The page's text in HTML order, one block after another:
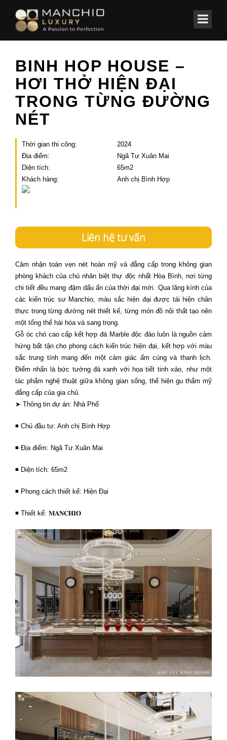
Home/Các công trình /Nhà phố
BINH HOP HOUSE –
HƠI THỞ HIỆN ĐẠI
TRONG TỪNG ĐƯỜNG
NÉT
Thời gian thi công:
2024
Địa điểm:
Ngã Tư Xuân Mai
Diện tích:
65m2
Khách hàng:
Anh chị Bình Hợp
Liên hệ tư vấn
Cảm nhận toàn vẹn nét hoàn mỹ và đẳng cấp trong không gian
phòng khách của chủ nhân biệt thự độc nhất Hòa Bình, nơi từng
chi tiết đều mang đậm dấu ấn của thời đại mới. Qua lăng kính của
các kiến trúc sư Manchio, màu sắc hiện đại được tái hiện chân
thực trong từng đường nét thiết kế, từng món đồ nội thất tạo nên
một tổng thể hài hòa và sang trọng.
Gỗ óc chó cao cấp kết hợp đá Marble độc đáo luôn là nguồn cảm
hứng bất tận cho phong cách kiến trúc hiện đại, kết hợp với màu
sắc trung tính mang đến một cảm giác ấm cúng và thanh lịch.
Điểm nhấn là bức tường đá xanh với họa tiết tinh xảo, như một
tác phẩm nghệ thuật giữa không gian sống, thể hiện gu thẩm mỹ
đẳng cấp của gia chủ.
➤ Thông tin dự án: Nhà Phố
◾ Chủ đầu tư: Anh chị Bình Hợp
◾ Địa điểm: Ngã Tư Xuân Mai
◾ Diện tích: 65m2
◾ Phong cách thiết kế: Hiện Đại
◾ Thiết kế: 𝐌𝐀𝐍𝐂𝐇𝐈𝐎